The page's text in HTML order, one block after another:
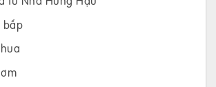
bắp